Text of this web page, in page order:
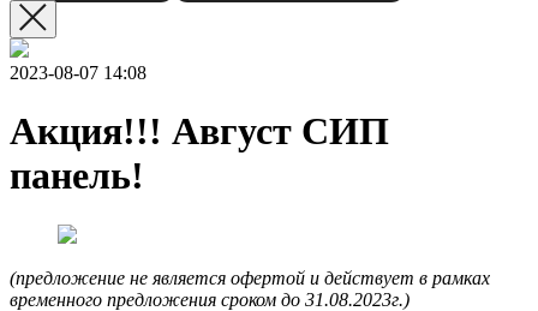
2023-08-07 14:08
Акция!!! Август СИП
панель!
(предложение не является офертой и действует в рамках
временного предложения сроком до 31.08.2023г.)